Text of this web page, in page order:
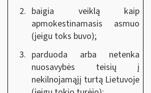
baigia veiklą kaip
apmokestinamasis asmuo
(jeigu toks buvo);
parduoda arba netenka
nuosavybės teisių į
nekilnojamąjį turtą Lietuvoje